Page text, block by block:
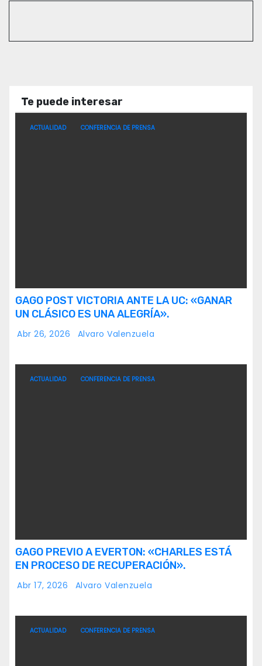
Te puede interesar
ACTUALIDAD CONFERENCIA DE PRENSA
GAGO POST VICTORIA ANTE LA UC: «GANAR
UN CLÁSICO ES UNA ALEGRÍA».
Abr 26, 2026 Alvaro Valenzuela
ACTUALIDAD CONFERENCIA DE PRENSA
GAGO PREVIO A EVERTON: «CHARLES ESTÁ
EN PROCESO DE RECUPERACIÓN».
Abr 17, 2026 Alvaro Valenzuela
ACTUALIDAD CONFERENCIA DE PRENSA